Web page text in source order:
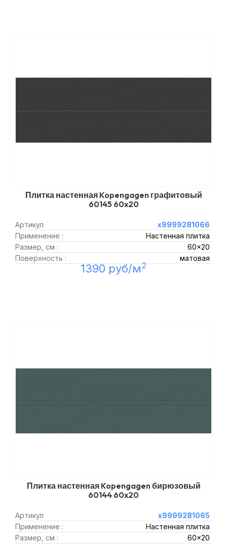
Плитка настенная Kopengagen графитовый
60145 60x20
Артикул
х9999281066
Применение :
Настенная плитка
Размер, см :
60x20
Поверхность :
матовая
1390 руб/м2
Плитка настенная Kopengagen бирюзовый
60144 60x20
Артикул
х9999281065
Применение :
Настенная плитка
Размер, см :
60x20